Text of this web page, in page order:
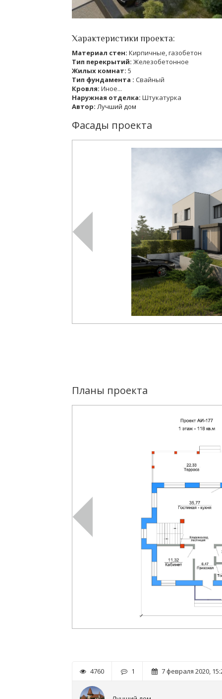
Характеристики проекта:
Материал стен: Кирпичные, газобетон
Тип перекрытий: Железобетонное
Жилых комнат: 5
Тип фундамента : Свайный
Кровля: Иное...
Наружная отделка: Штукатурка
Автор: Лучший дом
Фасады проекта
Планы проекта
4760 1 7 февраля 2020,